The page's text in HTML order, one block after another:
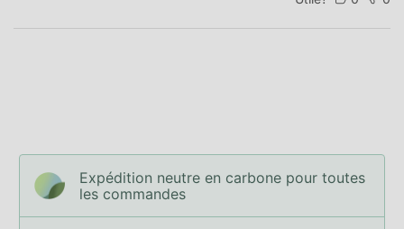
Expédition neutre en carbone pour toutes
les commandes